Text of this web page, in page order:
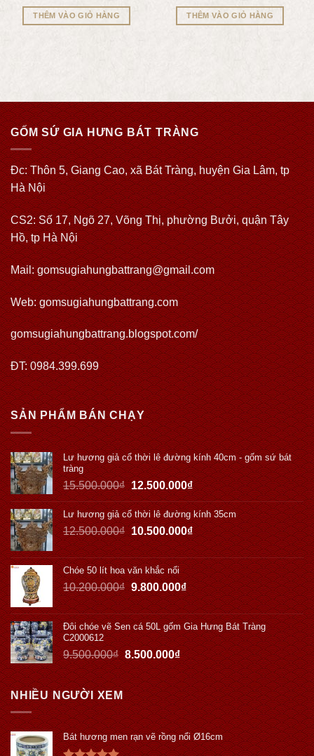
THÊM VÀO GIỎ HÀNG THÊM VÀO GIỎ HÀNG
GỐM SỨ GIA HƯNG BÁT TRÀNG
Đc: Thôn 5, Giang Cao, xã Bát Tràng, huyện Gia Lâm, tp
Hà Nội
CS2: Số 17, Ngõ 27, Võng Thị, phường Bưởi, quận Tây
Hồ, tp Hà Nội
Mail: gomsugiahungbattrang@gmail.com
Web:gomsugiahungbattrang.com
gomsugiahungbattrang.blogspot.com/
ĐT: 0984.399.699
SẢN PHẨM BÁN CHẠY
Lư hương giả cổ thời lê đường kính 40cm - gốm sứ bát
tràng
15.500.000₫ 12.500.000₫
Lư hương giả cổ thời lê đường kính 35cm
12.500.000₫ 10.500.000₫
Chóe 50 lít hoa văn khắc nổi
10.200.000₫ 9.800.000₫
Đôi chóe vẽ Sen cá 50L gốm Gia Hưng Bát Tràng
C2000612
9.500.000₫ 8.500.000₫
NHIỀU NGƯỜI XEM
Bát hương men rạn vẽ rồng nổi Ø16cm